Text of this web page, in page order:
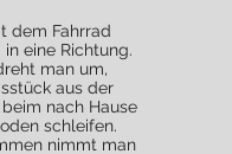
dem Fahrrad
eine Richtung.
man um,
aus der
nach Hause
schleifen.
nimmt man